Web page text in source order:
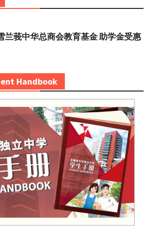
兰莪中华总商会教育基金 助学金受惠
Handbook